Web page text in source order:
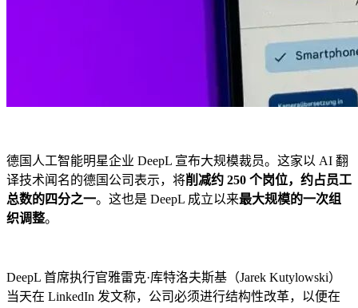
德国人工智能明星企业 DeepL 宣布大规模裁员。这家以 AI 翻
译技术闻名的德国公司表示，将削减约 250 个岗位，约占员工
总数的四分之一。这也是 DeepL 成立以来最大规模的一次组
织调整。
DeepL 首席执行官雅雷克·库特洛夫斯基（Jarek Kutylowski）
当天在 LinkedIn 发文称，公司必须进行结构性改革，以便在